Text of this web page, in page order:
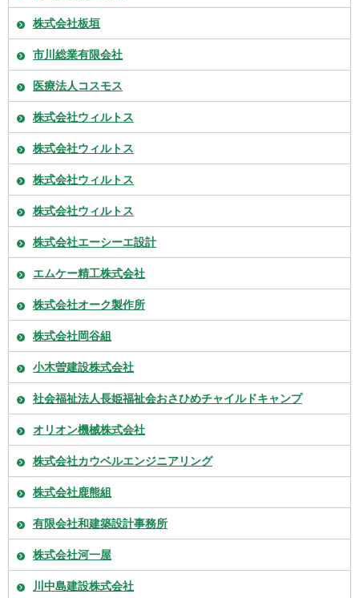
株式会社板垣
市川総業有限会社
医療法人コスモス
株式会社ウィルトス
株式会社ウィルトス
株式会社ウィルトス
株式会社ウィルトス
株式会社エーシーエ設計
エムケー精工株式会社
株式会社オーク製作所
株式会社岡谷組
小木曽建設株式会社
社会福祉法人長姫福祉会おさひめチャイルドキャンプ
オリオン機械株式会社
株式会社カウベルエンジニアリング
株式会社鹿熊組
有限会社和建築設計事務所
株式会社河一屋
川中島建設株式会社